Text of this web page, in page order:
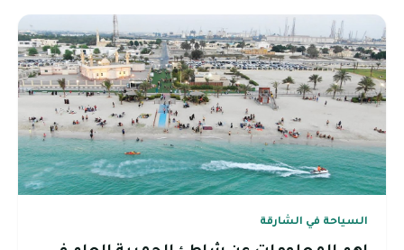
السياحة في الشارقة